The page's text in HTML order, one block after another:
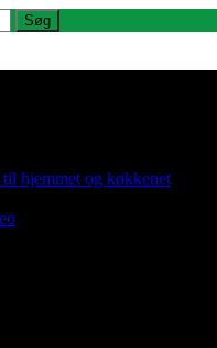
til hjemmet og køkkenet